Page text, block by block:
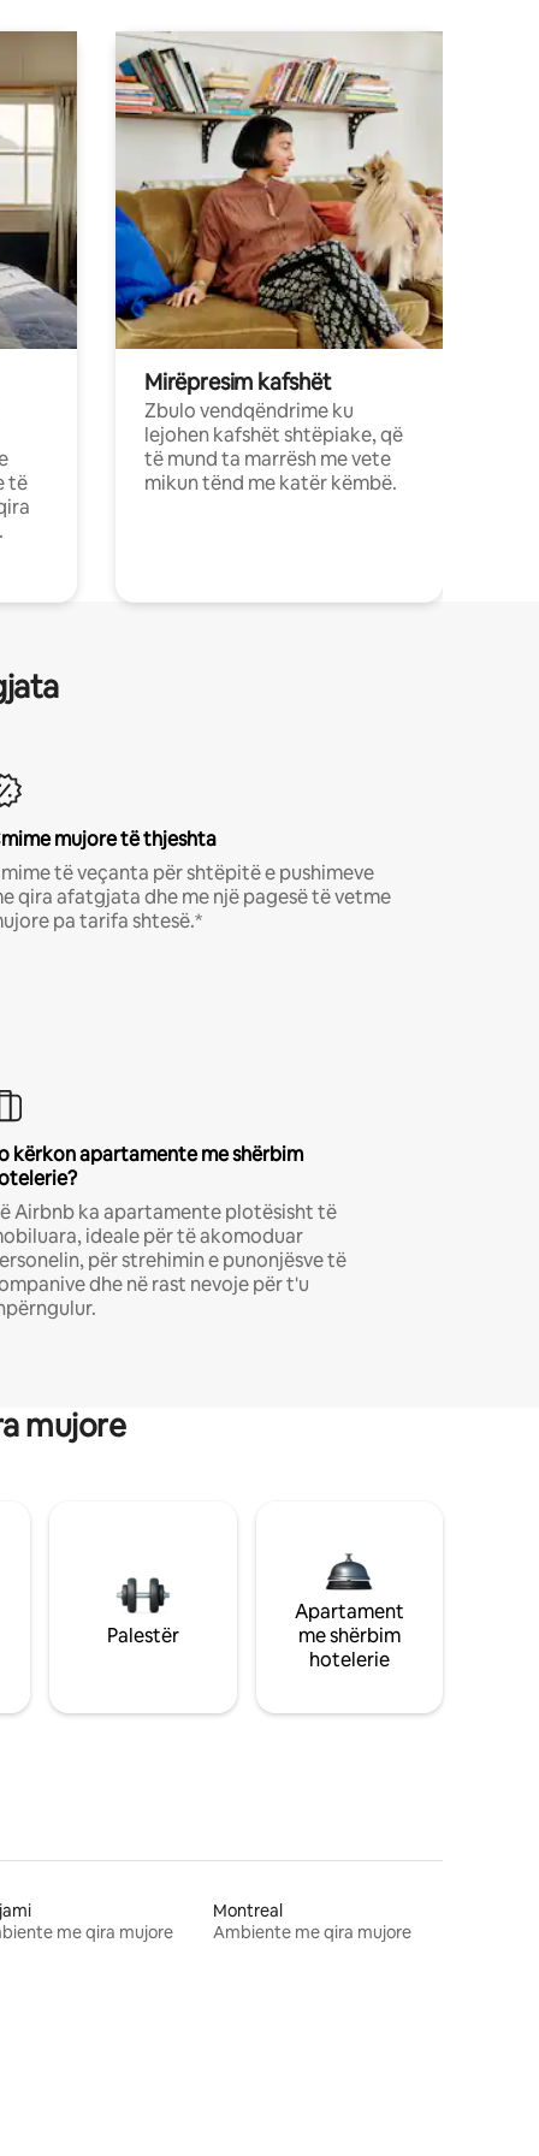
të
Mirëpresim kafshët
Zbulo vendqëndrime ku
lejohen kafshët shtëpiake, që
të mund ta marrësh me vete
mikun tënd me katër këmbë.
mujore të thjeshta
të veçanta për shtëpitë e pushimeve
qira afatgjata dhe me një pagesë të vetme
pa tarifa shtesë.*
kërkon apartamente me shërbim
Airbnb ka apartamente plotësisht të
ideale për të akomoduar
për strehimin e punonjësve të
dhe në rast nevoje për t'u
mujore
Palestër
Apartament
me shërbim
hotelerie
me qira mujore
Montreal
Ambiente me qira mujore